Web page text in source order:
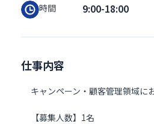
時間 9:00-18:00
仕事内容
キャンペーン・顧客管理領域に
【募集人数】1名